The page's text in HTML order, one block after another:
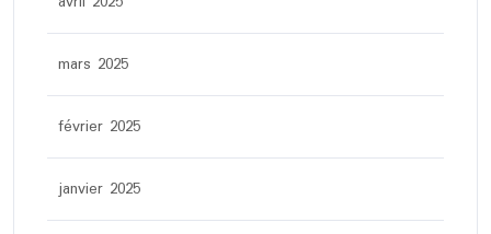
mars 2025
février 2025
janvier 2025